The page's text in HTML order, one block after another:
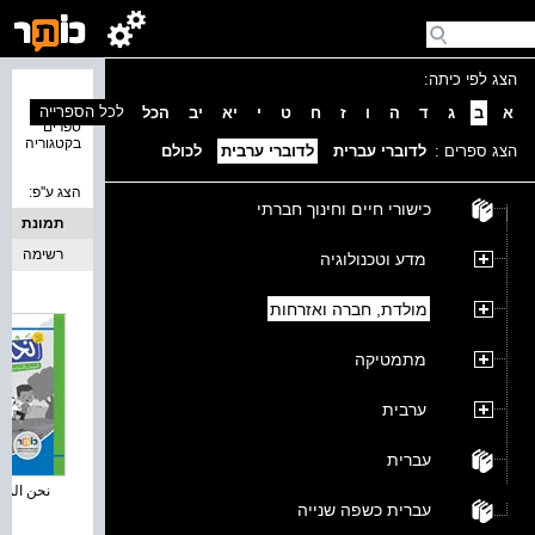
הצג לפי כיתה:
א
ב ג ד ה ו ז ח ט י יא יב הכל
הצג ספרים : לדוברי עברית לדוברי ערבית לכולם
כישורי חיים וחינוך חברתי
מדע וטכנולוגיה
מולדת, חברה ואזרחות
מתמטיקה
ערבית
עברית
עברית כשפה שנייה
ספרים
בקטגוריה
לכל הספרייה
הצג ע''פ:
תמונת
כריכה
רשימה
نحن